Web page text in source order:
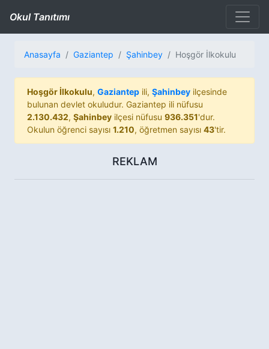
Okul Tanıtımı
Anasayfa Gaziantep Şahinbey Hoşgör İlkokulu
Hoşgör İlkokulu, Gaziantep ili, Şahinbey ilçesinde
bulunan devlet okuludur. Gaziantep ili nüfusu
2.130.432, Şahinbey ilçesi nüfusu 936.351'dur.
Okulun öğrenci sayısı 1.210, öğretmen sayısı 43'tir.
REKLAM